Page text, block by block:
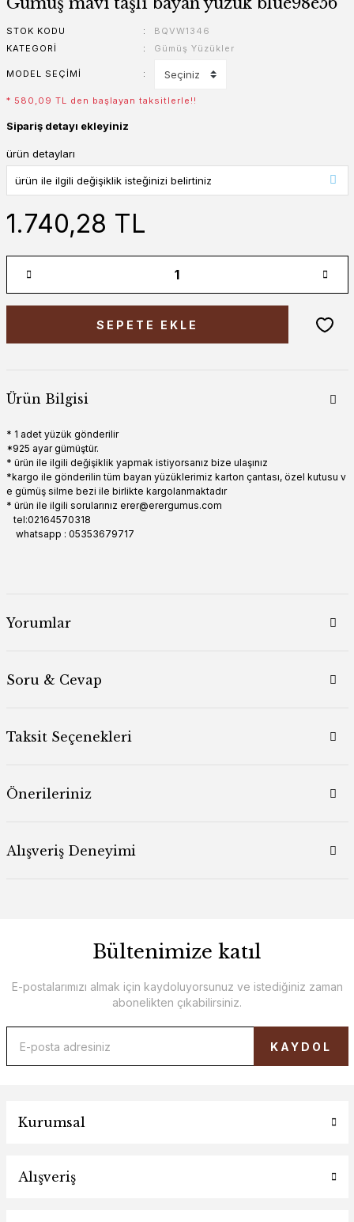
STOK KODU
BQVW1346
KATEGORI
Gümüş Yüzükler
MODEL SEÇIMI
* 580,09 TL den başlayan taksitlerle!!
Sipariş detayı ekleyiniz
ürün detayları
1.740,28 TL
SEPETE EKLE
Ürün Bilgisi
* 1 adet yüzük gönderilir
*925 ayar gümüştür.
* ürün ile ilgili değişiklik yapmak istiyorsanız bize ulaşınız
*kargo ile gönderilin tüm bayan yüzüklerimiz karton çantası, özel kutusu v
e gümüş silme bezi ile birlikte kargolanmaktadır
* ürün ile ilgili sorularınız erer@erergumus.com
tel:02164570318
whatsapp : 05353679717
Yorumlar
Soru & Cevap
Taksit Seçenekleri
Önerileriniz
Alışveriş Deneyimi
Bültenimize katıl
E-postalarımızı almak için kaydoluyorsunuz ve istediğiniz zaman
abonelikten çıkabilirsiniz.
KAYDOL
Kurumsal
Alışveriş